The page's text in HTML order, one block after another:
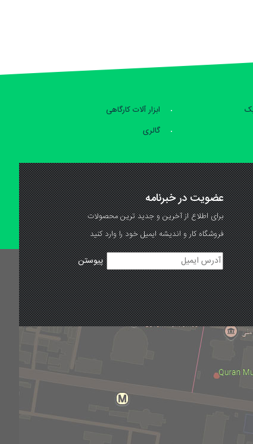
ابزار آلات کارگاهی
گالری
عضویت در خبرنامه
برای اطلاع از آخرین و جدید ترین محصولات
فروشگاه کار و اندیشه ایمیل خود را وارد کنید